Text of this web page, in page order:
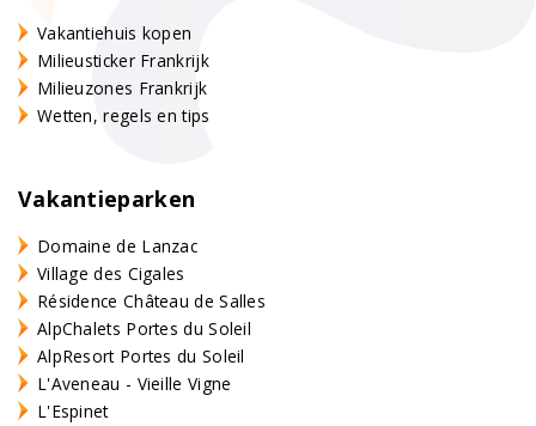
Vakantiehuis kopen
Milieusticker Frankrijk
Milieuzones Frankrijk
Wetten, regels en tips
Vakantieparken
Domaine de Lanzac
Village des Cigales
Résidence Château de Salles
AlpChalets Portes du Soleil
AlpResort Portes du Soleil
L'Aveneau - Vieille Vigne
L'Espinet